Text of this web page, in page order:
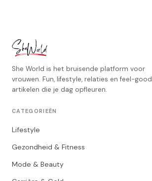
She World is het bruisende platform voor
vrouwen. Fun, lifestyle, relaties en feel-good
artikelen die je dag opfleuren.
CATEGORIEËN
Lifestyle
Gezondheid & Fitness
Mode & Beauty